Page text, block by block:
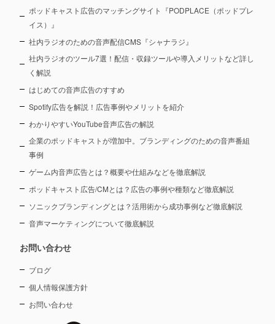
ポッドキャスト広告のマッチングサイト『PODPLACE（ポッドプレ
イス）』
社内ラジオのための音声配信CMS『シャナラジ』
社内ラジオのツール7選！配信・収録ツールや導入メリットなど詳し
く解説
はじめての音声広告のすすめ
Spotify広告を解説！広告事例やメリットを紹介
わかりやすいYouTube音声広告の解説
企業のポッドキャストが増加中。ブランディングのための音声番組
事例
ゲーム内音声広告とは？概要や仕組みなどを徹底解説
ポッドキャスト広告/CMとは？広告の事例や種類など徹底解説
ソニックブランディングとは？活用術から成功事例など徹底解説
音声マーケティングについて徹底解説
お問い合わせ
ブログ
個人情報保護方針
お問い合わせ